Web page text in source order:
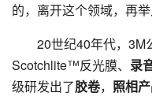
的，离开这个领域，再
20世纪40年代，3M
Scotchlite™反光膜、 录
级研发出了胶卷， 照相